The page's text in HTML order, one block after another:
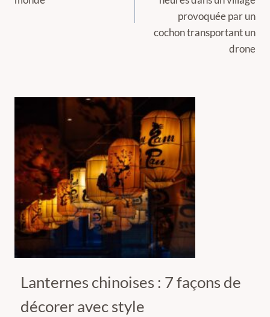
provoquée par un
cochon transportant un
drone
Lanternes chinoises : 7 façons de
décorer avec style